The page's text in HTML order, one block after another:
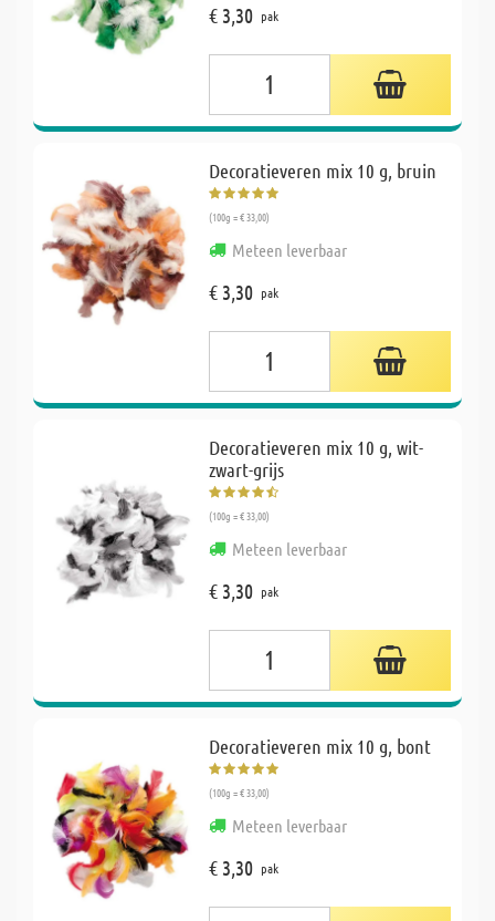
€ 3,30 pak
Decoratieveren mix 10 g, bruin
(100g = € 33,00)
Meteen leverbaar
€ 3,30 pak
Decoratieveren mix 10 g, wit-
zwart-grijs
(100g = € 33,00)
Meteen leverbaar
€ 3,30 pak
Decoratieveren mix 10 g, bont
(100g = € 33,00)
Meteen leverbaar
€ 3,30 pak